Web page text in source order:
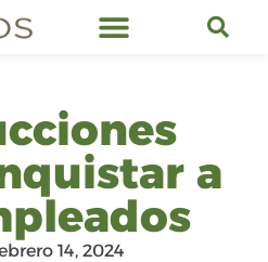
a
14, 2024